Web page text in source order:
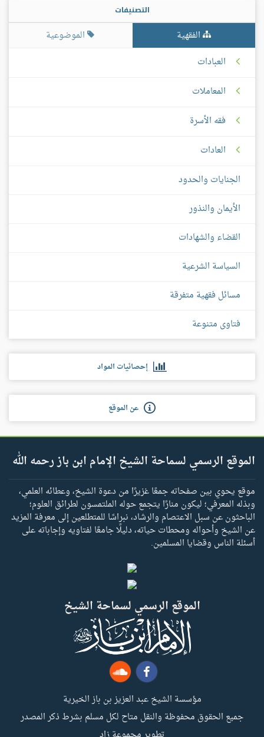
التصنيفات
الفقهية
الموضوعية
العبادات
المعاملات
فقه الأسرة
العادات
الجنايات والحدود
الأيمان والنذور
القضاء والشهادات
السياسة الشرعية
مسائل فقهية متفرقة
فتاوى متنوعة
إحصائيات المواد
عن الموقع
الموقع الرسمي لسماحة الشيخ الإمام ابن باز رحمه الله
موقع يحوي بين صفحاته جمعًا غزيرًا من دعوة الشيخ، وعطائه العلمي،
وبذله المعرفي؛ ليكون منارًا يتجمع حوله الملتمسون لطرائق العلوم؛
الباحثون عن سبل الاعتصام والرشاد، نبراسًا للمتطلعين إلى معرفة المزيد
عن الشيخ وأحواله ومحطات حياته، دليلًا جامعًا لفتاويه وإجاباته على
أسئلة الناس وقضايا المسلمين.
الموقع الرسمي لسماحة الشيخ
مؤسسة الشيخ عبد العزيز بن باز الخيرية
جميع الحقوق محفوظة والنقل متاح لكل مسلم بشرط ذكر المصدر